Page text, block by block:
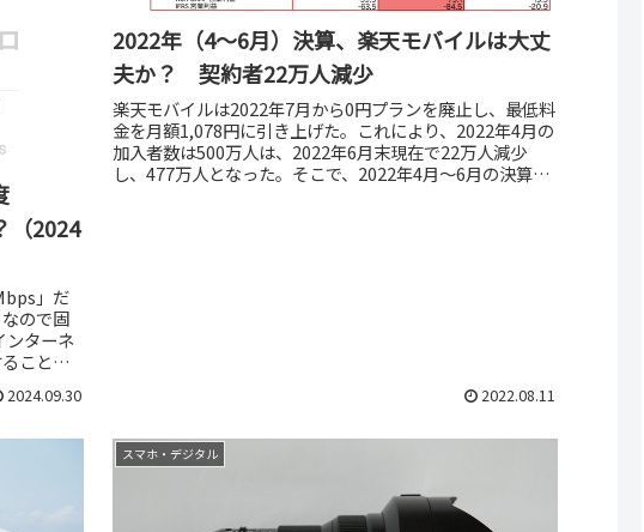
（2024
」だ
ので固
ンターネ
ことは
2024.09.30
2022年（4～6月）決算、楽天モバイルは大丈
夫か？ 契約者22万人減少
楽天モバイルは2022年7月から0円プランを廃止し、最低料
金を月額1,078円に引き上げた。これにより、2022年4月の
加入者数は500万人は、2022年6月末現在で22万人減少
し、477万人となった。そこで、2022年4月～6月の決算を
2022.08.11
スマホ・デジタル